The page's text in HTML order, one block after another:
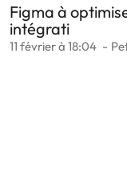
Figma à
intégrati
11 février à 18:04